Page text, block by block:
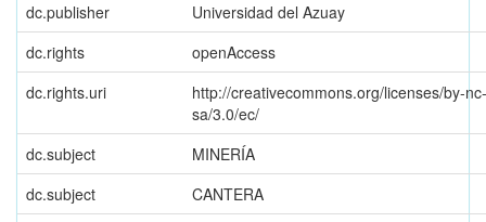
dc.publisher
Universidad del Azuay
dc.rights
openAccess
dc.rights.uri
http://creativecommons.org/licenses/by-nc-
sa/3.0/ec/
dc.subject
MINERÍA
dc.subject
CANTERA